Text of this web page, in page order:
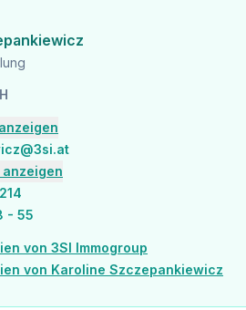
Luftlinie / Quelle: OpenStreetMap
- 55
von 3SI Immogroup
von Karoline Szczepankiewicz